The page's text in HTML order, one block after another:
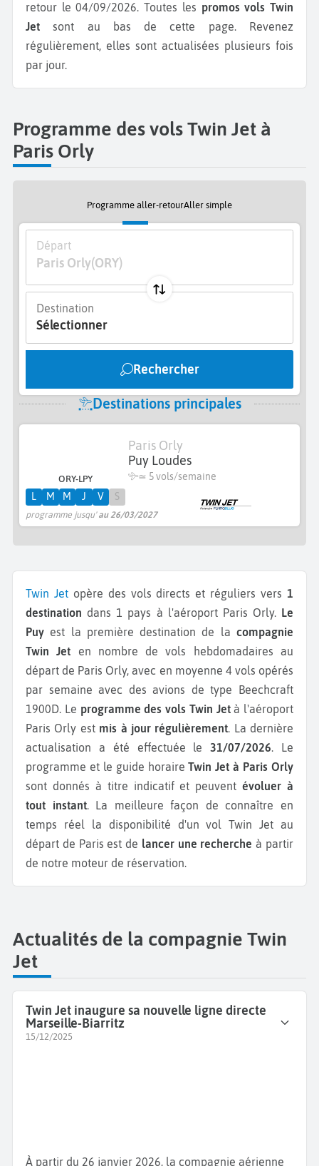
retour le 04/09/2026.Toutes les promos vols Twin
Jet sont au bas de cette page. Revenez
régulièrement, elles sont actualisées plusieurs fois
par jour.
Programme des vols Twin Jet à
Paris Orly
Programme aller-retourAller simple
Départ
Paris Orly(ORY)
Destination
Sélectionner
Rechercher
Destinations principales
ORY-LPY
Paris Orly
Puy Loudes
≃ 5 vols/semaine
programme jusqu'au 26/03/2027
L M M J V S
Twin Jetopère des vols directs et réguliers vers1
destination dans 1 pays à l'aéroport Paris Orly. Le
Puy est la première destination de la compagnie
Twin Jet en nombre de vols hebdomadaires au
départ de Paris Orly, avec en moyenne 4 vols opérés
par semaine avec des avions de type Beechcraft
1900D. Le programme des vols Twin Jetà l'aéroport
Paris Orly est mis à jour régulièrement. La dernière
actualisation a été effectuée le31/07/2026. Le
programme et le guide horaireTwin Jet à Paris Orly
sont donnés à titre indicatif et peuventévoluer à
tout instant. La meilleure façon de connaître en
temps réel la disponibilité d'un vol Twin Jet au
départ de Paris est de lancer une recherche à partir
de notre moteur de réservation.
Actualités de la compagnie Twin
Jet
Twin Jet inaugure sa nouvelle ligne directe
Marseille-Biarritz
15/12/2025
À partir du 26 janvier 2026, la compagnie aérienne